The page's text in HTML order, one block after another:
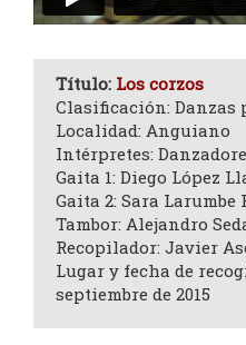
Título: Los corzos
Clasificación: Danzas
Localidad: Anguiano
Intérpretes:
Gaita 1: Diego López
Gaita 2: Sara Larumbe
Tambor: Alejandro
Recopilador: Javier
Lugar y fecha de
septiembre de 2015